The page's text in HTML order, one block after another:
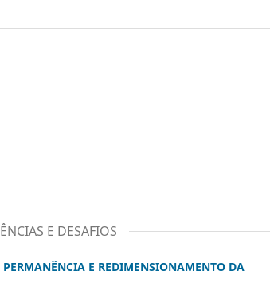
E DESAFIOS
E REDIMENSIONAMENTO DA